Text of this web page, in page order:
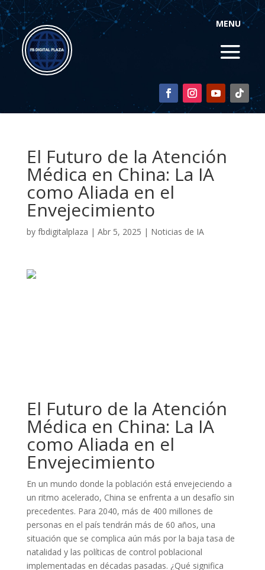
MENU
El Futuro de la Atención
Médica en China: La IA
como Aliada en el
Envejecimiento
by fbdigitalplaza | Abr 5, 2025 | Noticias de IA
El Futuro de la Atención
Médica en China: La IA
como Aliada en el
Envejecimiento
En un mundo donde la población está envejeciendo a
un ritmo acelerado, China se enfrenta a un desafío sin
precedentes. Para 2040, más de 400 millones de
personas en el país tendrán más de 60 años, una
situación que se complica aún más por la baja tasa de
natalidad y las políticas de control poblacional
implementadas en décadas pasadas. ¿Qué significa